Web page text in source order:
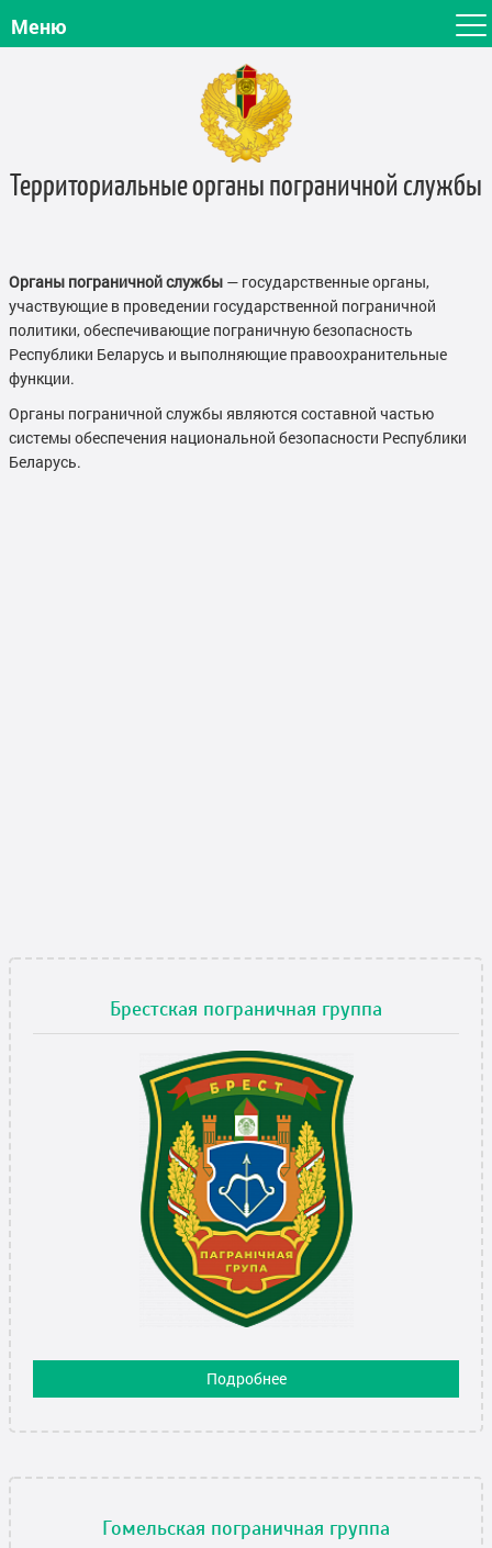
Меню
Территориальные органы пограничнойслужбы
Органы пограничной службы — государственные органы,
участвующие в проведении государственной пограничной
политики, обеспечивающие пограничную безопасность
Республики Беларусь и выполняющие правоохранительные
функции.
Органы пограничной службы являются составной частью
системы обеспечения национальной безопасности Республики
Беларусь.
Брестская пограничная группа
Подробнее
Гомельская пограничная группа